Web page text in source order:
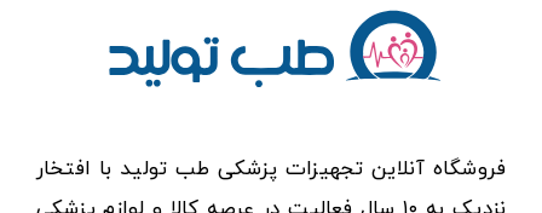
فروشگاه آنلاین تجهیزات پزشکی طب تولید با افتخار